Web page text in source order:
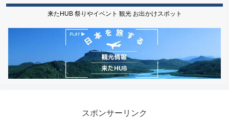
来たHUB 祭りやイベント 観光 お出かけスポット
スポンサーリンク